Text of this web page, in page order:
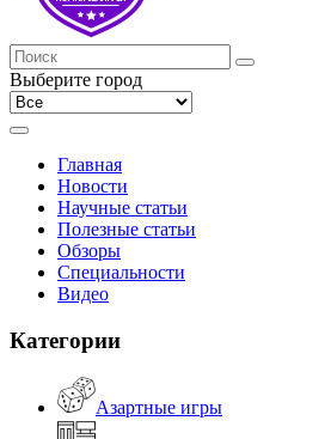
Выберите город
Главная
Новости
Научные статьи
Полезные статьи
Обзоры
Специальности
Видео
Категории
Азартные игры